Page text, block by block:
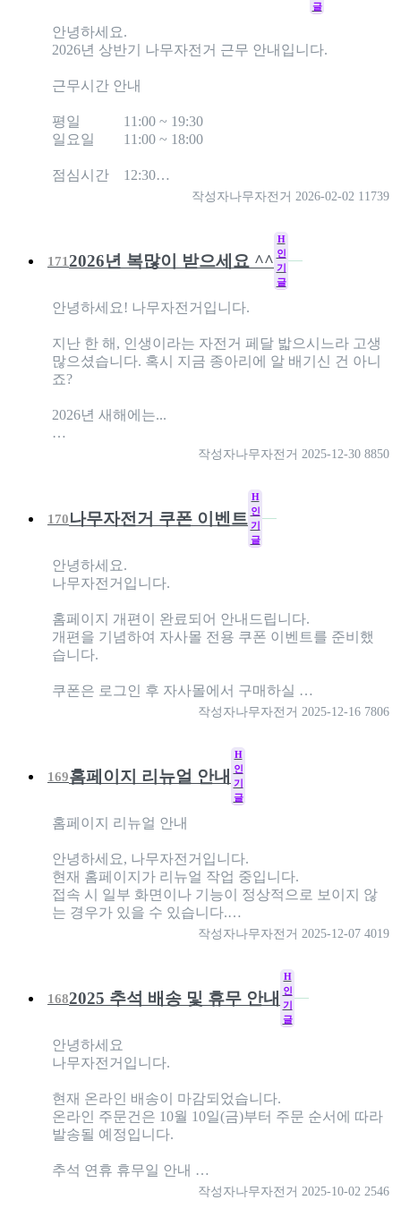
글
안녕하세요.
2026년 상반기 나무자전거 근무 안내입니다.
근무시간 안내
평일 11:00 ~ 19:30
일요일 11:00 ~ 18:00
점심시간 12:30…
작성자나무자전거 2026-02-02 11739
1712026년 복많이 받으세요 ^^
H
인
기
글
안녕하세요! 나무자전거입니다.
지난 한 해, 인생이라는 자전거 페달 밟으시느라 고생
많으셨습니다. 혹시 지금 종아리에 알 배기신 건 아니
죠?
2026년 새해에는...
…
작성자나무자전거 2025-12-30 8850
170나무자전거 쿠폰 이벤트
H
인
기
글
안녕하세요.
나무자전거입니다.
홈페이지 개편이 완료되어 안내드립니다.
개편을 기념하여 자사몰 전용 쿠폰 이벤트를 준비했
습니다.
쿠폰은 로그인 후 자사몰에서 구매하실 …
작성자나무자전거 2025-12-16 7806
169홈페이지 리뉴얼 안내
H
인
기
글
홈페이지 리뉴얼 안내
안녕하세요, 나무자전거입니다.
현재 홈페이지가 리뉴얼 작업 중입니다.
접속 시 일부 화면이나 기능이 정상적으로 보이지 않
는 경우가 있을 수 있습니다.…
작성자나무자전거 2025-12-07 4019
1682025 추석 배송 및 휴무 안내
H
인
기
글
안녕하세요
나무자전거입니다.
현재 온라인 배송이 마감되었습니다.
온라인 주문건은 10월 10일(금)부터 주문 순서에 따라
발송될 예정입니다.
추석 연휴 휴무일 안내 …
작성자나무자전거 2025-10-02 2546